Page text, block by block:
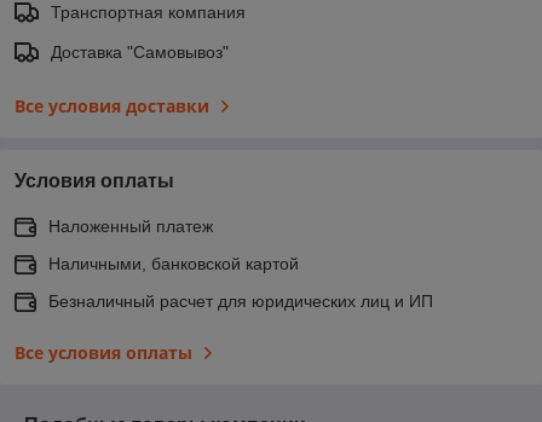
Транспортная компания
Доставка "Самовывоз"
Все условия доставки
Условия оплаты
Наложенный платеж
Наличными, банковской картой
Безналичный расчет для юридических лиц и ИП
Все условия оплаты